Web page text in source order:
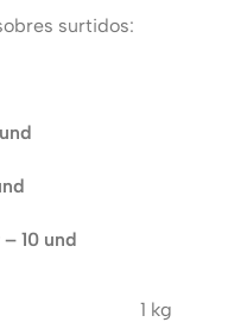
surtidos:
10 und
1 kg